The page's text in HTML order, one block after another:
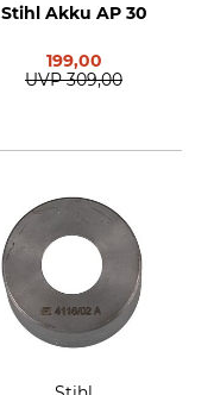
Stihl Akku AP 30
199,00
UVP 309,00